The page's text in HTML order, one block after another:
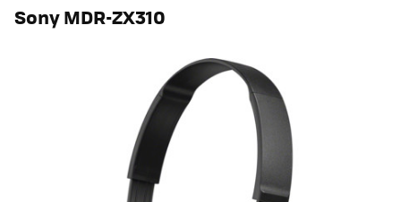
Sony MDR-ZX310